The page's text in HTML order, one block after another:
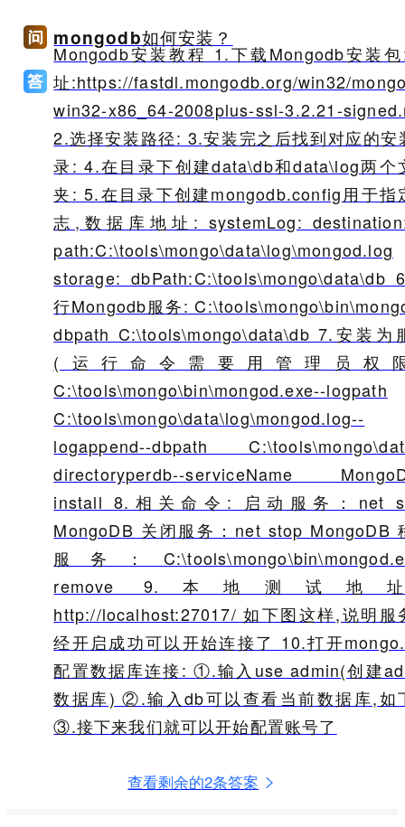
mongodb如何安装？
Mongodb安装教程 1.下载Mongodb安装
址:https://fastdl.mongodb.org/win32/
win32-x86_64-2008plus-ssl-3.2.21-
2.选择安装路径: 3.安装完之后找到对应的安
录: 4.在目录下创建data\db和data\log两个
夹: 5.在目录下创建mongodb.config用于指
志,数据库地址: systemLog:
path:C:\tools\mongo\data\log\mongod.log
storage: dbPath:C:\tools\mongo\data\db
行Mongodb服务:
dbpath C:\tools\mongo\data\db 7.安装为
(运行命令需要用管理员权
C:\tools\mongo\bin\mongod.exe--logpath
C:\tools\mongo\data\log\mongod.log--
logappend--dbpath
directoryperdb--serviceName
install 8.相关命令: 启动服务：net
MongoDB 关闭服务：net stop MongoDB
服务：
remove 9.本地测试地
http://localhost:27017/ 如下图这样,说明服
经开启成功可以开始连接了 10.打开
配置数据库连接: ①.输入use admin(创建
数据库) ②.输入db可以查看当前数据库,如
③.接下来我们就可以开始配置账号了
查看剩余的2条答案